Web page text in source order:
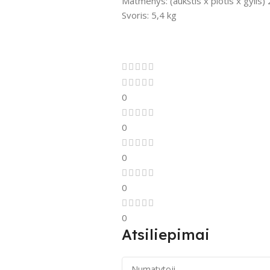
Svoris: 5,4 kg
0
0
0
0
0
Atsiliepimai